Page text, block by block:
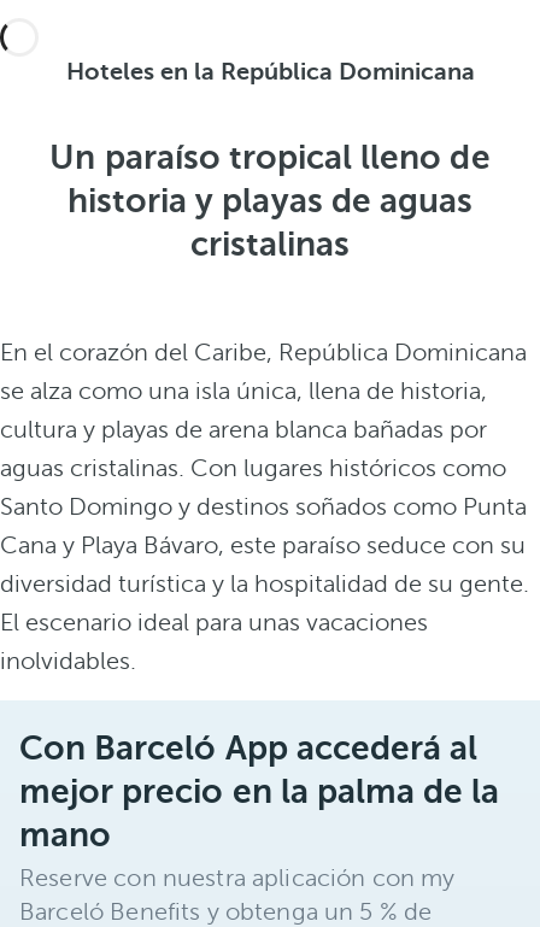
Hoteles en la República Dominicana
Un paraíso tropical lleno de
historia y playas de aguas
cristalinas
En el corazón del Caribe, República Dominicana
se alza como una isla única, llena de historia,
cultura y playas de arena blanca bañadas por
aguas cristalinas. Con lugares históricos como
Santo Domingo y destinos soñados como Punta
Cana y Playa Bávaro, este paraíso seduce con su
diversidad turística y la hospitalidad de su gente.
El escenario ideal para unas vacaciones
inolvidables.
Con Barceló App accederá al
mejor precio en la palma de la
mano
Reserve con nuestra aplicación con my
Barceló Benefits y obtenga un 5 % de